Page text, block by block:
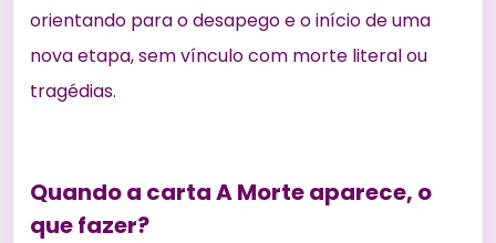
orientando para o desapego e o início de uma
nova etapa, sem vínculo com morte literal ou
tragédias.
Quando a carta A Morte aparece, o
que fazer?